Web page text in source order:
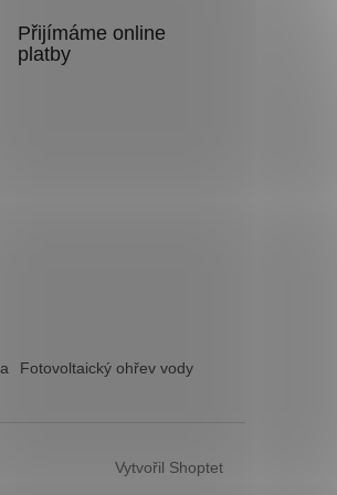
Přijímáme online
platby
Fotovoltaický ohřev vody
Vytvořil Shoptet